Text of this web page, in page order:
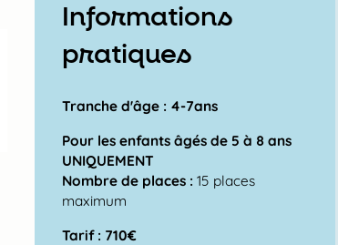
Informations
pratiques
Tranche d'âge : 4-7ans
Pour les enfants âgés de 5 à 8 ans
UNIQUEMENT
Nombre de places : 15 places
maximum
Tarif : 710€